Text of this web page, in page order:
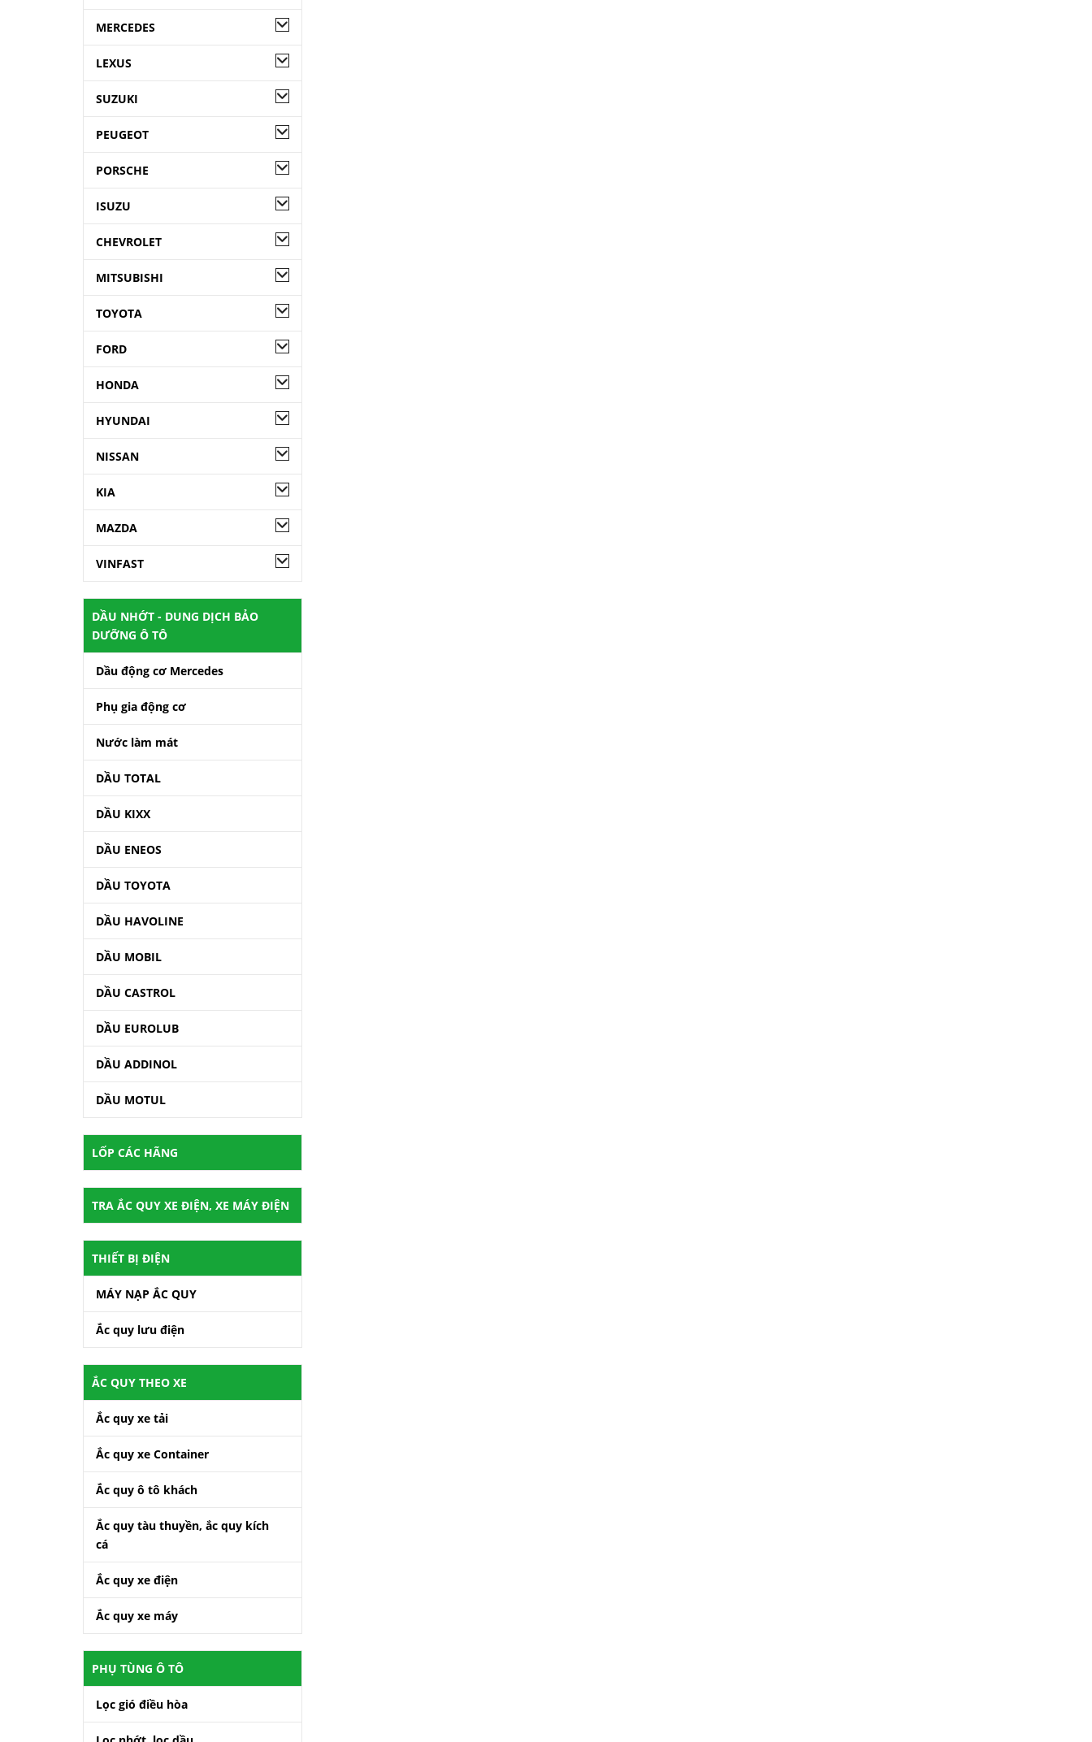
MERCEDES
LEXUS
SUZUKI
PEUGEOT
PORSCHE
ISUZU
CHEVROLET
MITSUBISHI
TOYOTA
FORD
HONDA
HYUNDAI
NISSAN
KIA
MAZDA
VINFAST
DẦU NHỚT - DUNG DỊCH BẢO
DƯỠNG Ô TÔ
Dầu động cơ Mercedes
Phụ gia động cơ
Nước làm mát
DẦU TOTAL
DẦU KIXX
DẦU ENEOS
DẦU TOYOTA
DẦU HAVOLINE
DẦU MOBIL
DẦU CASTROL
DẦU EUROLUB
DẦU ADDINOL
DẦU MOTUL
LỐP CÁC HÃNG
TRA ẮC QUY XE ĐIỆN, XE MÁY ĐIỆN
THIẾT BỊ ĐIỆN
MÁY NẠP ẮC QUY
Ắc quy lưu điện
ẮC QUY THEO XE
Ắc quy xe tải
Ắc quy xe Container
Ắc quy ô tô khách
Ắc quy tàu thuyền, ắc quy kích
cá
Ắc quy xe điện
Ắc quy xe máy
PHỤ TÙNG Ô TÔ
Lọc gió điều hòa